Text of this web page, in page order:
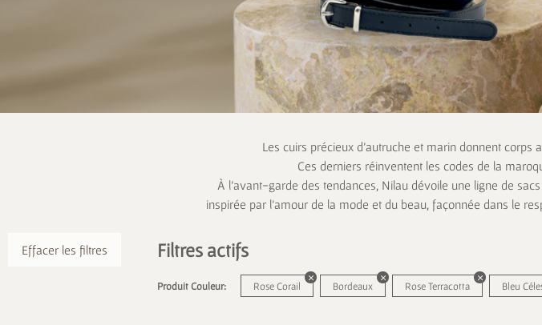
Les cuirs précieux d’autruche et marin donnent corps
Ces derniers réinventent les codes de la
À l’avant-garde des tendances, Nilau dévoile une ligne de
inspirée par l’amour de la mode et du beau, façonnée dans le
Effacer les filtres Filtres actifs
Produit Couleur: Rose Corail Bordeaux Rose Terracotta Bleu